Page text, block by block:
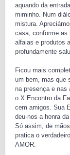
aquando da
miminho. Num
mistura.
casa, conforme as
alfaias e produtos
profundamente
Ficou mais
um bem, mas que
na presença e nas
o X Encontro da
cem amigos. Sua
deu-nos a honra
Só assim, de
pratica o verdadeiro
AMOR.